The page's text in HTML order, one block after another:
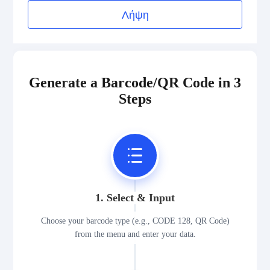
Λήψη
Generate a Barcode/QR Code in 3
Steps
1. Select & Input
Choose your barcode type (e.g., CODE 128, QR Code)
from the menu and enter your data.